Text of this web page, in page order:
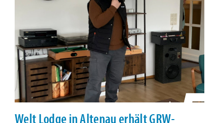
Welt Lodge in Altenau erhält GRW-